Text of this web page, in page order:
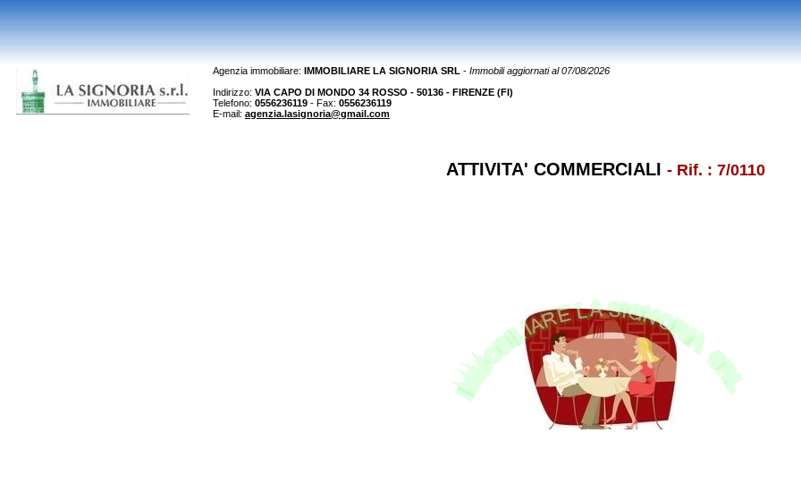
Agenzia immobiliare: IMMOBILIARE LA SIGNORIA SRL - Immobili aggiornati al 07/08/2026
Indirizzo: VIA CAPO DI MONDO 34 ROSSO - 50136 - FIRENZE (FI)
Telefono: 0556236119 - Fax: 0556236119
E-mail: agenzia.lasignoria@gmail.com
ATTIVITA' COMMERCIALI - Rif. : 7/0110